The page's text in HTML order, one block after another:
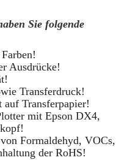
Sie folgende
Ausdrücke!
Transferdruck!
auf Transferpapier!
mit Epson DX4,
Formaldehyd, VOCs,
der RoHS!